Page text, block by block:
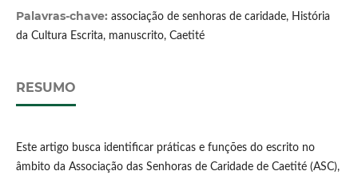
Palavras-chave: associação de senhoras de caridade, História
da Cultura Escrita, manuscrito, Caetité
RESUMO
Este artigo busca identificar práticas e funções do escrito no
âmbito da Associação das Senhoras de Caridade de Caetité (ASC),